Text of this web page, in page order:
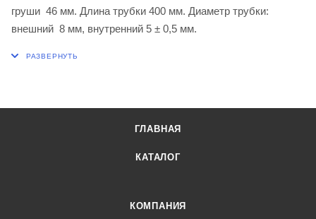
груши 46 мм. Длина трубки 400 мм. Диаметр трубки:
внешний 8 мм, внутренний 5 ± 0,5 мм.
ГЛАВНАЯ
КАТАЛОГ
КОМПАНИЯ